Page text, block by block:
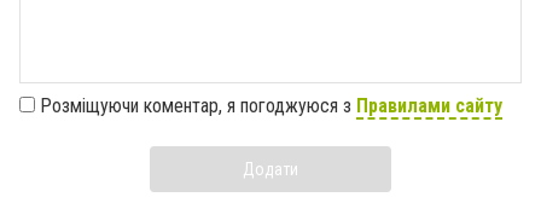
Розміщуючи коментар, я погоджуюся з Правилами сайту
Додати